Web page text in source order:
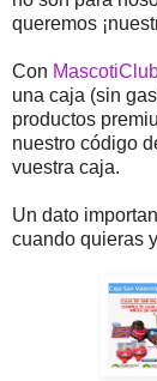
queremos
Con
una caja (sin
productos
nuestro código
vuestra caja.
Un dato
cuando quieras